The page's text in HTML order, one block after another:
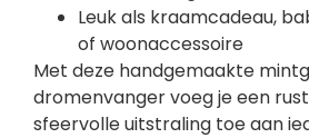
Leuk als kraamcadeau,
of woonaccessoire
Met deze handgemaakte
dromenvanger voeg je een
sfeervolle uitstraling toe aan